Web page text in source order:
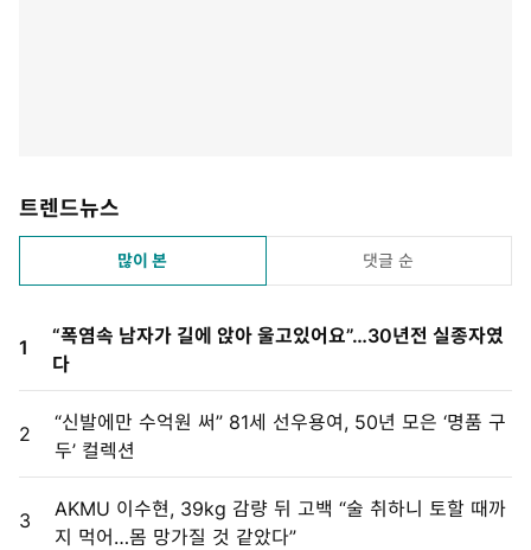
트렌드뉴스
많이 본 댓글 순
1
“폭염속 남자가 길에 앉아 울고있어요”…30년전 실종자였
다
2
“신발에만 수억원 써” 81세 선우용여, 50년 모은 ‘명품 구
두’ 컬렉션
3
AKMU 이수현, 39kg 감량 뒤 고백 “술 취하니 토할 때까
지 먹어…몸 망가질 것 같았다”